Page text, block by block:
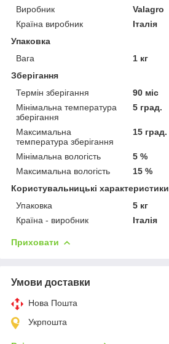
Виробник
Valagro
Країна виробник
Італія
Упаковка
Вага
1 кг
Зберігання
Термін зберігання
90 міс
Мінімальна температура
зберігання
5 град.
Максимальна
температура зберігання
15 град.
Мінімальна вологість
5 %
Максимальна вологість
15 %
Користувальницькі характеристики
Упаковка
5 кг
Країна - виробник
Італія
Приховати
Умови доставки
Нова Пошта
Укрпошта